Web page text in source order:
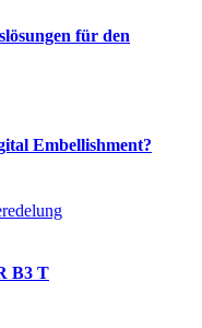
für den
Embellishment?
B3 T